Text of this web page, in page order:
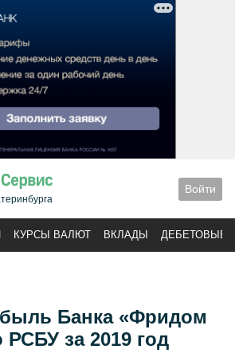
Войти
КУРСЫ ВАЛЮТ ВКЛАДЫ ДЕБЕТОВЫЕ
Банка «Фридом
за 2019 год